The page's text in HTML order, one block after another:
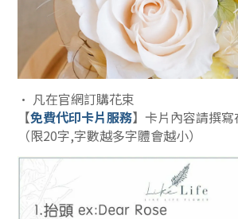
• 凡在官網訂購花束
【免費代印卡片服務】卡片內容請撰
（限20字,字數越多字體會越小）